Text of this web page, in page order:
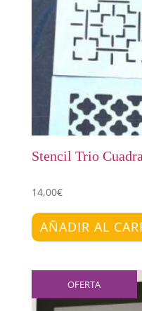
Stencil Trio
14,00€
AÑADIR AL
OFERTA